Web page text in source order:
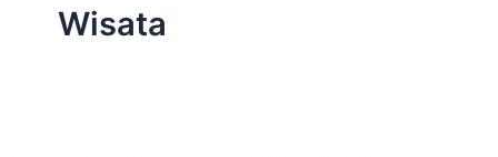
Wisata